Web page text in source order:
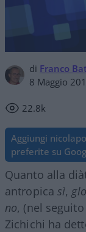
di Franco
8 Maggio
22.8k
Aggiungi
preferite su
Quanto alla
antropica sì,
no, (nel
Zichichi ha